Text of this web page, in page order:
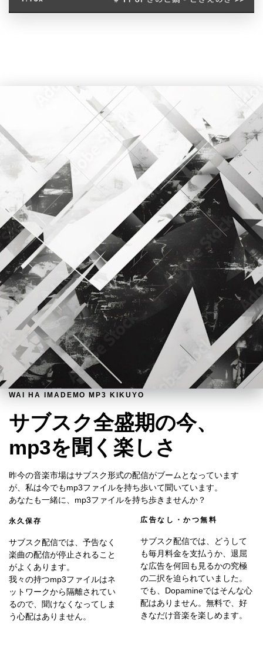
WAI HA IMADEMO MP3 KIKUYO
サブスク全盛期の今、
mp3を聞く楽しさ
昨今の音楽市場はサブスク形式の配信がブームとなっています
が、私は今でもmp3ファイルを持ち歩いて聞いています。
あなたも一緒に、mp3ファイルを持ち歩きませんか？
永久保存
サブスク配信では、予告なく
楽曲の配信が停止されること
がよくあります。
我々の持つmp3ファイルはネ
ットワークから隔離されてい
るので、聞けなくなってしま
う心配はありません。
広告なし・かつ無料
サブスク配信では、どうして
も毎月料金を支払うか、退屈
な広告を何回も見るかの究極
の二択を迫られていました。
でも、Dopamineではそんな心
配はありません。無料で、好
きなだけ音楽を楽しめます。